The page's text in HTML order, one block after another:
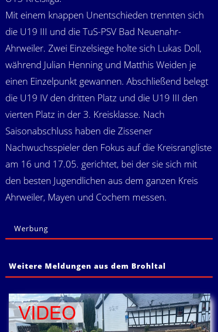
Mit einem knappen Unentschieden trennten sich
die U19 III und die TuS-PSV Bad Neuenahr-
Ahrweiler. Zwei Einzelsiege holte sich Lukas Doll,
während Julian Henning und Matthis Weiden je
einen Einzelpunkt gewannen. Abschließend belegt
die U19 IV den dritten Platz und die U19 III den
vierten Platz in der 3. Kreisklasse. Nach
Saisonabschluss haben die Zissener
Nachwuchsspieler den Fokus auf die Kreisrangliste
am 16 und 17.05. gerichtet, bei der sie sich mit
den besten Jugendlichen aus dem ganzen Kreis
Ahrweiler, Mayen und Cochem messen.
Werbung
Weitere Meldungen aus dem Brohltal